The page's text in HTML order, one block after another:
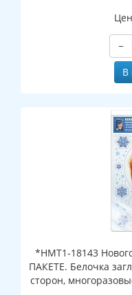
−
В
*НМТ1-18143
ПАКЕТЕ. Белочка
сторон,